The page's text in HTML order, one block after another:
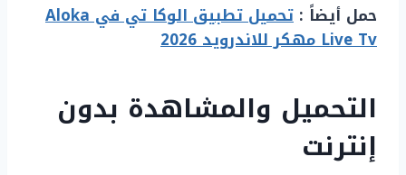
حمل أيضاً :
تحميل تطبيق الوكا تي في Aloka
Live Tv مهكر للاندرويد 2026
التحميل والمشاهدة بدون
إنترنت